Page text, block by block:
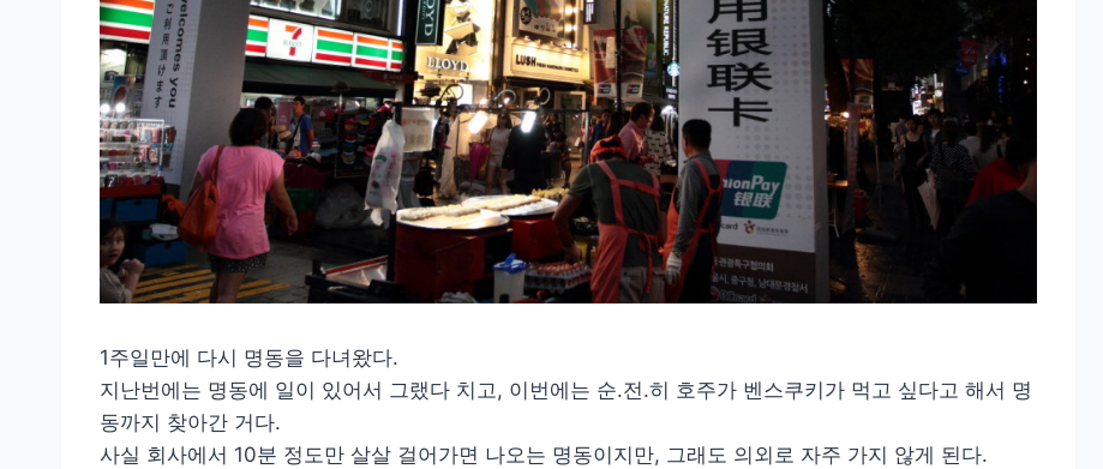
1주일만에 다시 명동을 다녀왔다.
지난번에는 명동에 일이 있어서 그랬다 치고, 이번에는 순.전.히 호주가 벤스쿠키가 먹고 싶다고 해서 명
동까지 찾아간 거다.
사실 회사에서 10분 정도만 살살 걸어가면 나오는 명동이지만, 그래도 의외로 자주 가지 않게 된다.